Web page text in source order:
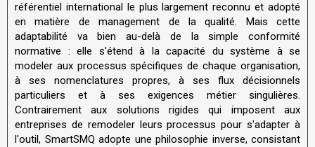
référentiel international le plus largement reconnu et adopté
en matière de management de la qualité. Mais cette
adaptabilité va bien au-delà de la simple conformité
normative : elle s'étend à la capacité du système à se
modeler aux processus spécifiques de chaque organisation,
à ses nomenclatures propres, à ses flux décisionnels
particuliers et à ses exigences métier singulières.
Contrairement aux solutions rigides qui imposent aux
entreprises de remodeler leurs processus pour s'adapter à
l'outil, SmartSMQ adopte une philosophie inverse, consistant